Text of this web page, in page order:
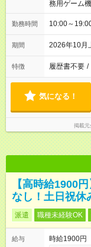
務用ゲーム
勤務時間 10:00～
期間 2026年10
特徴 履歴書不要 /
気になる！
掲載元
【高時給1900
なし！土日祝休
派遣 職種未経験OK
給与
時給1900円